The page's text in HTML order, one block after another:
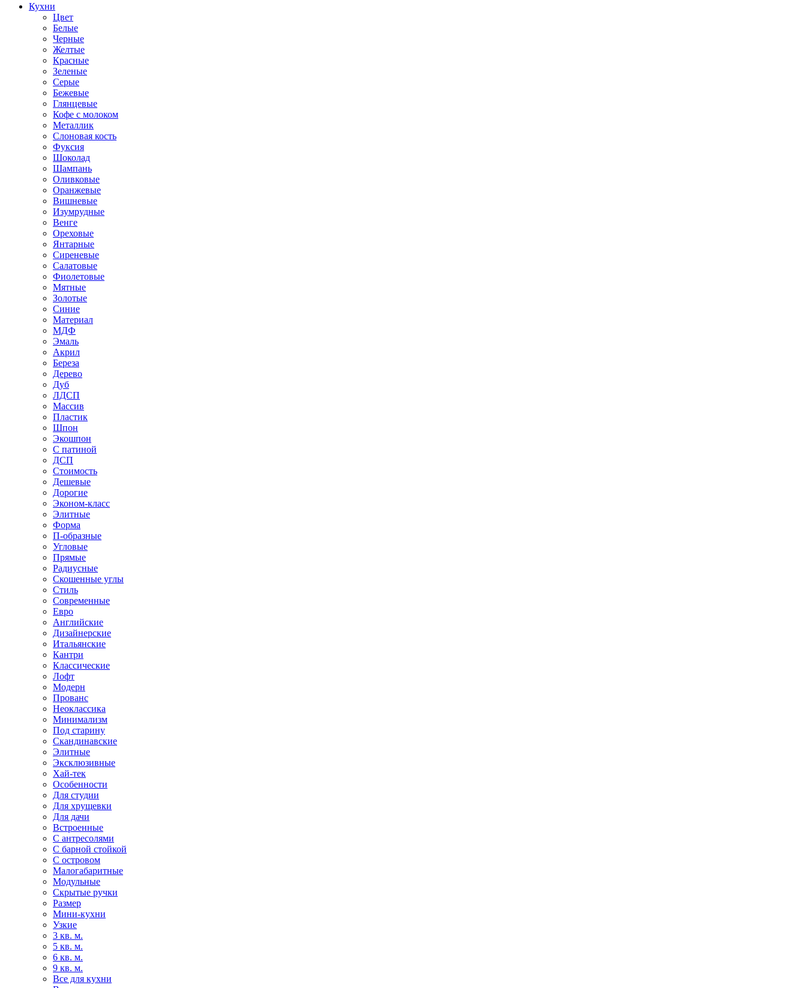
Кухни
Цвет
Белые
Черные
Желтые
Красные
Зеленые
Серые
Бежевые
Глянцевые
Кофе с молоком
Металлик
Слоновая кость
Фуксия
Шоколад
Шампань
Оливковые
Оранжевые
Вишневые
Изумрудные
Венге
Ореховые
Янтарные
Сиреневые
Салатовые
Фиолетовые
Мятные
Золотые
Синие
Материал
МДФ
Эмаль
Акрил
Береза
Дерево
Дуб
ЛДСП
Массив
Пластик
Шпон
Экошпон
С патиной
ДСП
Стоимость
Дешевые
Дорогие
Эконом-класс
Элитные
Форма
П-образные
Угловые
Прямые
Радиусные
Скошенные углы
Стиль
Современные
Евро
Английские
Дизайнерские
Итальянские
Кантри
Классические
Лофт
Модерн
Прованс
Неоклассика
Минимализм
Под старину
Скандинавские
Элитные
Эксклюзивные
Хай-тек
Особенности
Для студии
Для хрущевки
Для дачи
Встроенные
С антресолями
С барной стойкой
С островом
Малогабаритные
Модульные
Скрытые ручки
Размер
Мини-кухни
Узкие
3 кв. м.
5 кв. м.
6 кв. м.
9 кв. м.
Все для кухни